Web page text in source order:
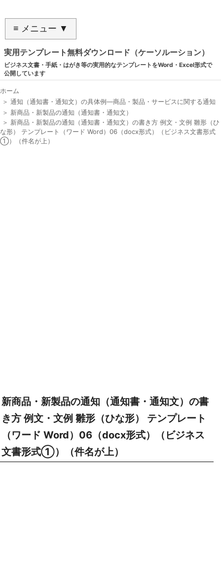
≡ メニュー ▼
実用テンプレート無料ダウンロード（ケーソルーション）
ビジネス文書・手紙・はがき等の実用的なテンプレートをWord・Excel形式で
公開しています
ホーム
＞ 通知（通知書・通知文）の具体例―商品・製品・サービスに関する通知
＞ 新商品・新製品の通知（通知書・通知文）
＞ 新商品・新製品の通知（通知書・通知文）の書き方 例文・文例 雛形（ひ
な形） テンプレート（ワード Word）06（docx形式）（ビジネス文書形式
①）（件名が上）
新商品・新製品の通知（通知書・通知文）の書
き方 例文・文例 雛形（ひな形） テンプレート
（ワード Word）06（docx形式）（ビジネス
文書形式①）（件名が上）